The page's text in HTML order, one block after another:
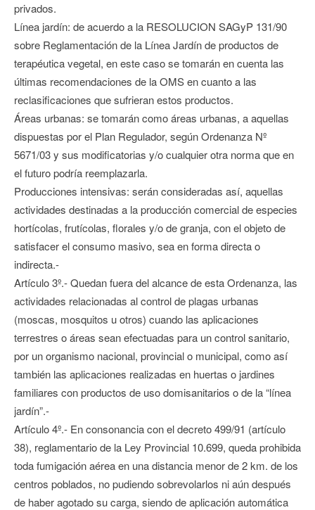
privados.
Línea jardín: de acuerdo a la RESOLUCION SAGyP 131/90
sobre Reglamentación de la Línea Jardín de productos de
terapéutica vegetal, en este caso se tomarán en cuenta las
últimas recomendaciones de la OMS en cuanto a las
reclasificaciones que sufrieran estos productos.
Áreas urbanas: se tomarán como áreas urbanas, a aquellas
dispuestas por el Plan Regulador, según Ordenanza Nº
5671/03 y sus modificatorias y/o cualquier otra norma que en
el futuro podría reemplazarla.
Producciones intensivas: serán consideradas así, aquellas
actividades destinadas a la producción comercial de especies
hortícolas, frutícolas, florales y/o de granja, con el objeto de
satisfacer el consumo masivo, sea en forma directa o
indirecta.-
Artículo 3º.- Quedan fuera del alcance de esta Ordenanza, las
actividades relacionadas al control de plagas urbanas
(moscas, mosquitos u otros) cuando las aplicaciones
terrestres o áreas sean efectuadas para un control sanitario,
por un organismo nacional, provincial o municipal, como así
también las aplicaciones realizadas en huertas o jardines
familiares con productos de uso domisanitarios o de la “línea
jardín”.-
Artículo 4º.- En consonancia con el decreto 499/91 (artículo
38), reglamentario de la Ley Provincial 10.699, queda prohibida
toda fumigación aérea en una distancia menor de 2 km. de los
centros poblados, no pudiendo sobrevolarlos ni aún después
de haber agotado su carga, siendo de aplicación automática